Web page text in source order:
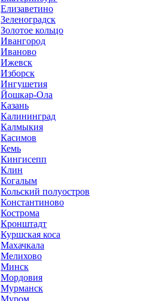
Елизаветино
Зеленоградск
Золотое кольцо
Ивангород
Иваново
Ижевск
Изборск
Ингушетия
Йошкар-Ола
Казань
Калининград
Калмыкия
Касимов
Кемь
Кингисепп
Клин
Когалым
Кольский полуостров
Константиново
Кострома
Кронштадт
Куршская коса
Махачкала
Мелихово
Минск
Мордовия
Мурманск
Муром